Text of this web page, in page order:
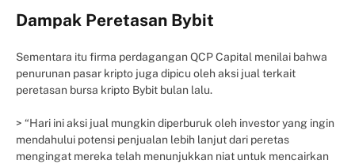
Dampak Peretasan Bybit
Sementara itu firma perdagangan QCP Capital menilai bahwa
penurunan pasar kripto juga dipicu oleh aksi jual terkait
peretasan bursa kripto Bybit bulan lalu.
> “Hari ini aksi jual mungkin diperburuk oleh investor yang ingin
mendahului potensi penjualan lebih lanjut dari peretas
mengingat mereka telah menunjukkan niat untuk mencairkan